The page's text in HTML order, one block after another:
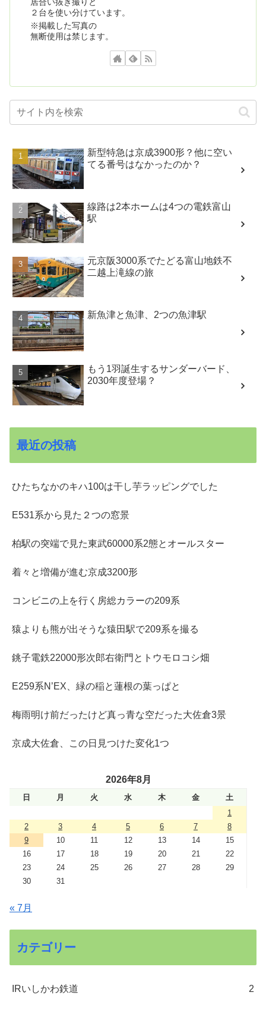
２台を使い分けています。
※掲載した写真の
無断使用は禁じます。
新型特急は京成3900形？他に空い
てる番号はなかったのか？
線路は2本ホームは4つの電鉄富山
駅
元京阪3000系でたどる富山地鉄不
二越上滝線の旅
新魚津と魚津、2つの魚津駅
もう1羽誕生するサンダーバード、
2030年度登場？
最近の投稿
ひたちなかのキハ100は干し芋ラッピングでした
E531系から見た２つの窓景
柏駅の突端で見た東武60000系2態とオールスター
着々と増備が進む京成3200形
コンビニの上を行く房総カラーの209系
猿よりも熊が出そうな猿田駅で209系を撮る
銚子電鉄22000形次郎右衛門とトウモロコシ畑
E259系N’EX、緑の稲と蓮根の葉っぱと
梅雨明け前だったけど真っ青な空だった大佐倉3景
京成大佐倉、この日見つけた変化1つ
2026年8月
日 月 火 水 木 金
土
1
2
3 4 5 6 7
8
9
10 11 12 13 14
15
16
17 18 19 20 21
22
23
24 25 26 27 28
29
30
31
« 7月
カテゴリー
IRいしかわ鉄道 2